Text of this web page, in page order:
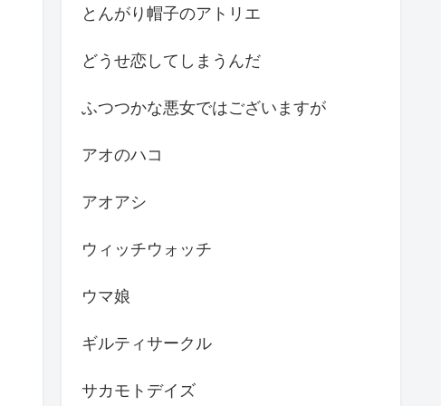
とんがり帽子のアトリエ
どうせ恋してしまうんだ
ふつつかな悪女ではございますが
アオのハコ
アオアシ
ウィッチウォッチ
ウマ娘
ギルティサークル
サカモトデイズ